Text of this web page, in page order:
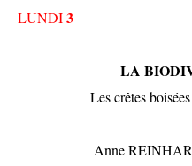
LUNDI3
LA
Les crêtes
Anne